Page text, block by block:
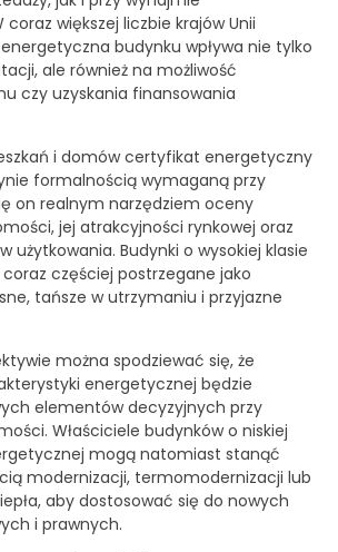
większej liczbie krajów Unii
budynku wpływa nie tylko
ale również na możliwość
czy uzyskania finansowania
i domów certyfikat energetyczny
formalnością wymaganą przy
on realnym narzędziem oceny
jej atrakcyjności rynkowej oraz
użytkowania. Budynki o wysokiej klasie
częściej postrzegane jako
tańsze w utrzymaniu i przyjazne
można spodziewać się, że
energetycznej będzie
elementów decyzyjnych przy
Właściciele budynków o niskiej
mogą natomiast stanąć
modernizacji, termomodernizacji lub
aby dostosować się do nowych
i prawnych.